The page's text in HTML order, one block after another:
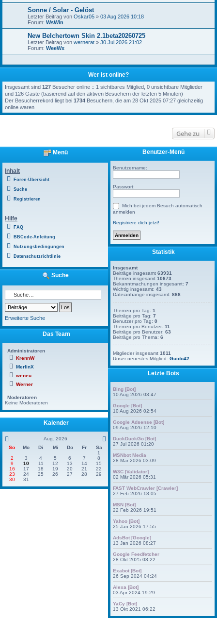
Sonne / Solar - Gelöst
Letzter Beitrag von Oskar05 » 03 Aug 2026 10:18
Forum: WsWin
New Belchertown Skin 2.1beta20260725
Letzter Beitrag von wernerat » 30 Jul 2026 21:02
Forum: WeeWx
Wer ist online?
Insgesamt sind 127 Besucher online :: 1 sichtbares Mitglied, 0 unsichtbare Mitglieder
und 126 Gäste (basierend auf den aktiven Besuchern der letzten 5 Minuten)
Der Besucherrekord liegt bei 1734 Besuchern, die am 28 Okt 2025 07:27 gleichzeitig
online waren.
Gehe zu
Menü
Inhalt
Foren-Übersicht
Suche
Registrieren
Hilfe
FAQ
BBCode-Anleitung
Nutzungsbedingungen
Datenschutzrichtlinie
Suche
Erweiterte Suche
Das Team
Administratoren
KrennW
MerlinX
weneu
Werner
Moderatoren
Keine Moderatoren
Kalender
Aug. 2026
So
Mo Di Mi Do Fr
Sa
1
2
3 4 5 6 7
8
9
10 11 12 13 14
15
16
17 18 19 20 21
22
23
24 25 26 27 28
29
30
31
Benutzer-Menü
Benutzername:
Passwort:
Mich bei jedem Besuch automatisch
anmelden
Registriere dich jetzt!
Statistik
Insgesamt
Beiträge insgesamt63931
Themen insgesamt10673
Bekanntmachungen insgesamt:7
Wichtig insgesamt:43
Dateianhänge insgesamt:868
Themen pro Tag:1
Beiträge pro Tag:7
Benutzer pro Tag:0
Themen pro Benutzer:11
Beiträge pro Benutzer:63
Beiträge pro Thema:6
Mitglieder insgesamt1011
Unser neuestes Mitglied:Guido42
Letzte Bots
Bing [Bot]
10 Aug 2026 03:47
Google [Bot]
10 Aug 2026 02:54
Google Adsense [Bot]
09 Aug 2026 12:10
DuckDuckGo [Bot]
27 Jul 2026 01:20
MSNbot Media
28 Mär 2026 03:09
W3C [Validator]
02 Mär 2026 05:31
FAST WebCrawler [Crawler]
27 Feb 2026 18:05
MSN [Bot]
22 Feb 2026 19:51
Yahoo [Bot]
25 Jan 2026 17:55
AdsBot [Google]
13 Jan 2026 08:27
Google Feedfetcher
28 Okt 2025 08:22
Exabot [Bot]
26 Sep 2024 04:24
Alexa [Bot]
03 Apr 2024 19:29
YaCy [Bot]
13 Okt 2021 06:22